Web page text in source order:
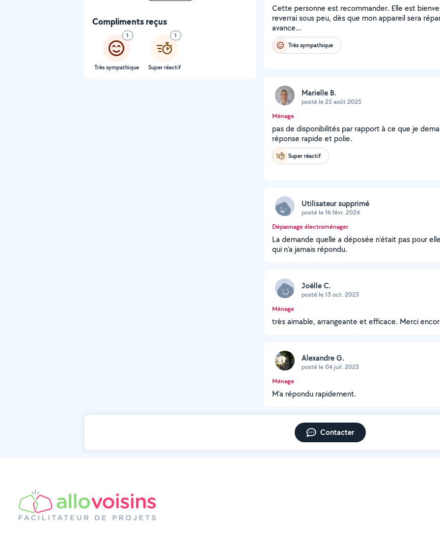
Compliments reçus
1
Très sympathique
1
Super réactif
Cette personne est recommander. Elle est
reverrai sous peu, dès que mon appareil sera
avance...
Très sympathique
Marielle B.
posté le 25 août 2025
Ménage
pas de disponibilités par rapport à ce que je
réponse rapide et polie.
Super réactif
Utilisateur supprimé
posté le 16 févr. 2024
Dépannage électroménager
La demande quelle a déposée n'était pas pour
qui n'a jamais répondu.
Joëlle C.
posté le 13 oct. 2023
Ménage
très aimable, arrangeante et efficace. Merci
Alexandre G.
posté le 04 juil. 2023
Ménage
M'a répondu rapidement.
Contacter